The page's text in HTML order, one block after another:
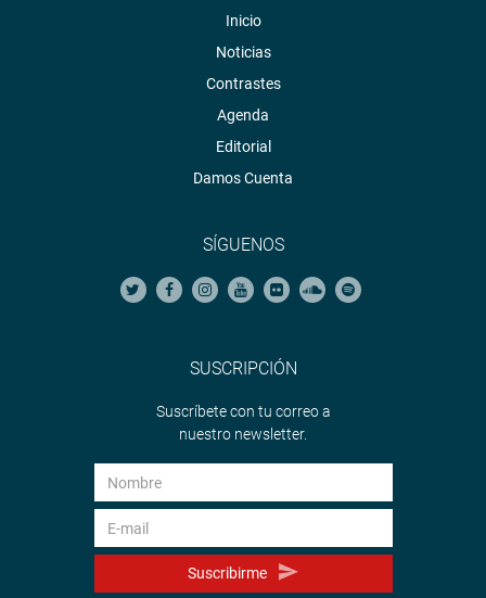
Inicio
Noticias
Contrastes
Agenda
Editorial
Damos Cuenta
SÍGUENOS
SUSCRIPCIÓN
Suscríbete con tu correo a
nuestro newsletter.
Suscribirme